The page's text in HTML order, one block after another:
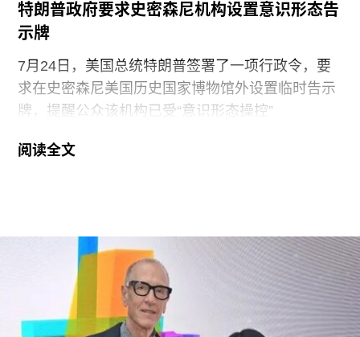
特朗普政府要求史密森尼机构设置意识形态告
示牌
7月24日，美国总统特朗普签署了一项行政令，要
求在史密森尼美国历史国家博物馆外设置临时告示
牌，提醒公众该机构已受“意识形态操控”
持续针对史密森尼学会施压行动的进一步升级。他
扬“美国的伟大”。
其中，美国国家历史博物馆已成为特朗普持续抨击
的主要目标。在本月初发布的一份长达162页的报
告中，政府指责博物馆馆长安西娅·M·哈蒂格
阅读全文